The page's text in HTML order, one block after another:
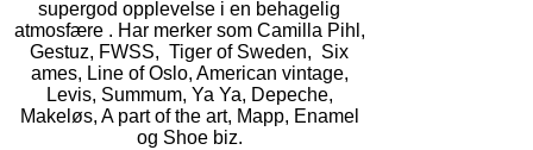
supergod opplevelse i en behagelig
atmosfære . Har merker som Camilla Pihl,
Gestuz, FWSS, Tiger of Sweden, Six
ames, Line of Oslo, American vintage,
Levis, Summum, Ya Ya, Depeche,
Makeløs, A part of the art, Mapp, Enamel
og Shoe biz.